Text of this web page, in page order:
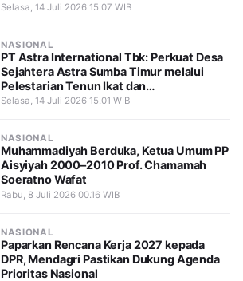
Selasa, 14 Juli 2026 15.07 WIB
NASIONAL
PT Astra International Tbk: Perkuat Desa
Sejahtera Astra Sumba Timur melalui
Pelestarian Tenun Ikat dan
Pemberdayaan Perempuan
Selasa, 14 Juli 2026 15.01 WIB
NASIONAL
Muhammadiyah Berduka, Ketua Umum PP
Aisyiyah 2000–2010 Prof. Chamamah
Soeratno Wafat
Rabu, 8 Juli 2026 00.16 WIB
NASIONAL
Paparkan Rencana Kerja 2027 kepada
DPR, Mendagri Pastikan Dukung Agenda
Prioritas Nasional